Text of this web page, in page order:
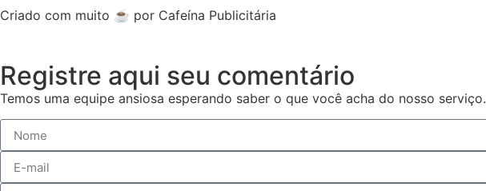
Criado com muito ☕ por Cafeína Publicitária
Registre aqui seu comentário
Temos uma equipe ansiosa esperando saber o que você acha do nosso serviço.